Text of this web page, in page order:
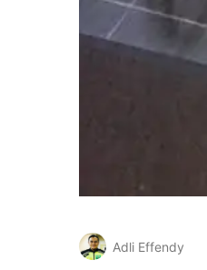
Adli Effendy